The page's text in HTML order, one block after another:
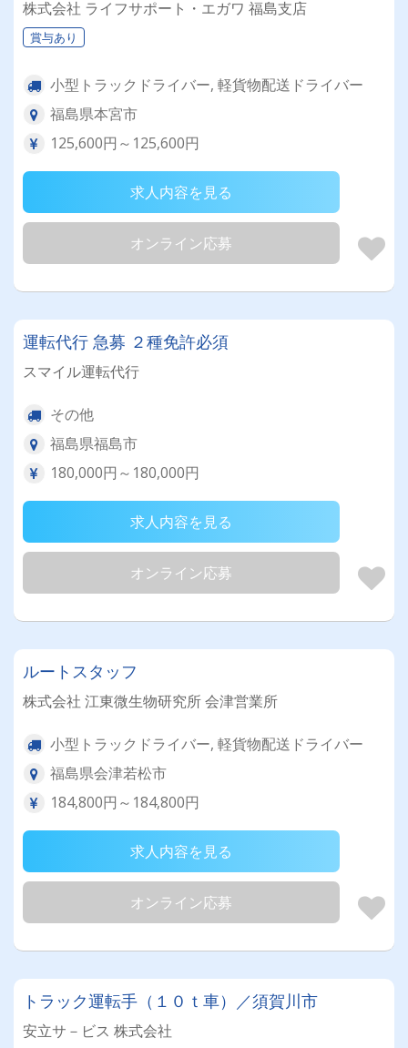
株式会社 ライフサポート・エガワ 福島支店
賞与あり
小型トラックドライバー, 軽貨物配送ドライバー
福島県本宮市
125,600円～125,600円
求人内容を見る
オンライン応募
運転代行 急募 ２種免許必須
スマイル運転代行
その他
福島県福島市
180,000円～180,000円
求人内容を見る
オンライン応募
ルートスタッフ
株式会社 江東微生物研究所 会津営業所
小型トラックドライバー, 軽貨物配送ドライバー
福島県会津若松市
184,800円～184,800円
求人内容を見る
オンライン応募
トラック運転手（１０ｔ車）／須賀川市
安立サ－ビス 株式会社